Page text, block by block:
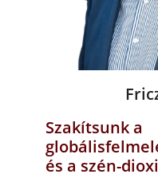
Szakítsunk a
és a szén-